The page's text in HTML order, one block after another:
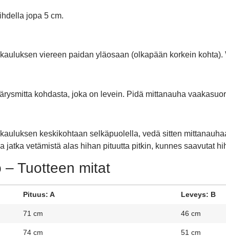
jopa 5 cm.
viereen paidan yläosaan (olkapään korkein
kohdasta, joka on levein. Pidä mittanauha
keskikohtaan selkäpuolella, vedä sitten
jatka vetämistä alas hihan pituutta pitkin, kunnes saavutat
– Tuotteen mitat
Pituus: A Leveys: B
71 cm 46 cm
74 cm 51 cm